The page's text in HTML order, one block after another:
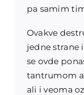
pa samim
Ovakve
jedne strane
se ovde
tantrumom
ali i veoma